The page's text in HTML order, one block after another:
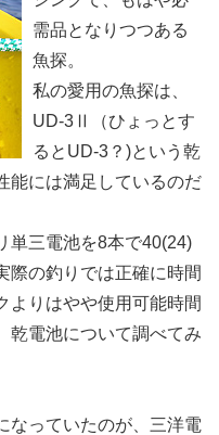
需品となりつつある
魚探。
私の愛用の魚探は、
UD-3Ⅱ（ひょっとす
るとUD-3？)という乾
能には満足しているのだ
単三電池を8本で40(24)
際の釣りでは正確に時間
よりはやや使用可能時間
乾電池について調べてみ
なっていたのが、三洋電